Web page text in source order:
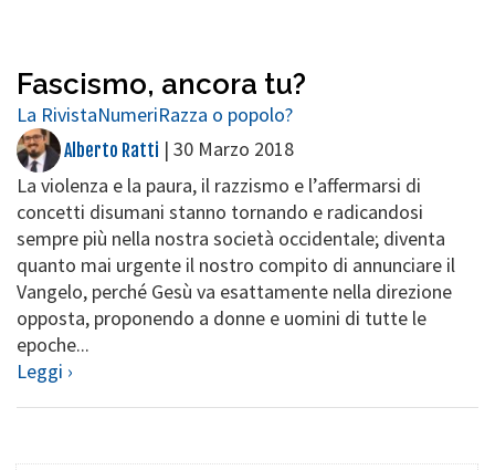
Fascismo, ancora tu?
La RivistaNumeriRazza o popolo?
Alberto Ratti | 30 Marzo 2018
La violenza e la paura, il razzismo e l’affermarsi di
concetti disumani stanno tornando e radicandosi
sempre più nella nostra società occidentale; diventa
quanto mai urgente il nostro compito di annunciare il
Vangelo, perché Gesù va esattamente nella direzione
opposta, proponendo a donne e uomini di tutte le
epoche...
Leggi ›